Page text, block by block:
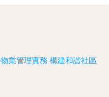
物業管理實務 構建和諧社區